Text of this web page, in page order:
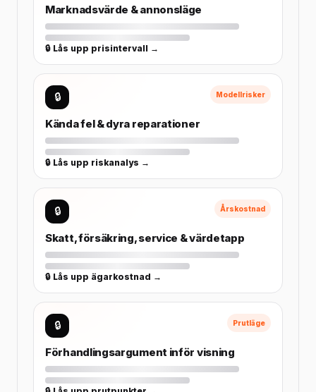
Marknadsvärde & annonsläge
🔒 Lås upp prisintervall →
🔒 Modellrisker
Kända fel & dyra reparationer
🔒 Lås upp riskanalys →
🔒 Årskostnad
Skatt, försäkring, service & värdetapp
🔒 Lås upp ägarkostnad →
🔒 Prutläge
Förhandlingsargument inför visning